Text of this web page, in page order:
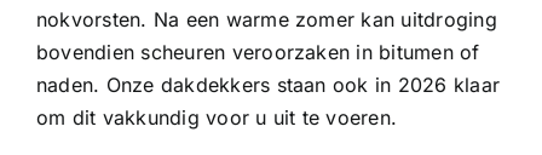
nokvorsten. Na een warme zomer kan uitdroging
bovendien scheuren veroorzaken in bitumen of
naden. Onze dakdekkers staan ook in 2026 klaar
om dit vakkundig voor u uit te voeren.